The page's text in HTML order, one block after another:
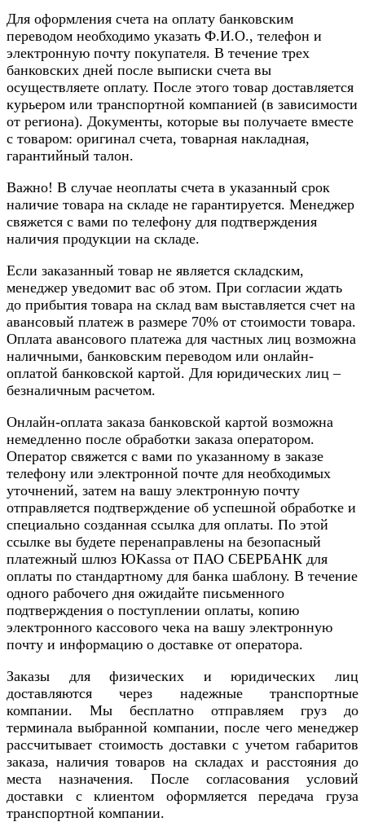
Для оформления счета на оплату банковским
переводом необходимо указать Ф.И.О., телефон и
электронную почту покупателя. В течение трех
банковских дней после выписки счета вы
осуществляете оплату. После этого товар доставляется
курьером или транспортной компанией (в зависимости
от региона). Документы, которые вы получаете вместе
с товаром: оригинал счета, товарная накладная,
гарантийный талон.
Важно! В случае неоплаты счета в указанный срок
наличие товара на складе не гарантируется. Менеджер
свяжется с вами по телефону для подтверждения
наличия продукции на складе.
Если заказанный товар не является складским,
менеджер уведомит вас об этом. При согласии ждать
до прибытия товара на склад вам выставляется счет на
авансовый платеж в размере 70% от стоимости товара.
Оплата авансового платежа для частных лиц возможна
наличными, банковским переводом или онлайн-
оплатой банковской картой. Для юридических лиц –
безналичным расчетом.
Онлайн-оплата заказа банковской картой возможна
немедленно после обработки заказа оператором.
Оператор свяжется с вами по указанному в заказе
телефону или электронной почте для необходимых
уточнений, затем на вашу электронную почту
отправляется подтверждение об успешной обработке и
специально созданная ссылка для оплаты. По этой
ссылке вы будете перенаправлены на безопасный
платежный шлюз ЮKassa от ПАО СБЕРБАНК для
оплаты по стандартному для банка шаблону. В течение
одного рабочего дня ожидайте письменного
подтверждения о поступлении оплаты, копию
электронного кассового чека на вашу электронную
почту и информацию о доставке от оператора.
Заказы для физических и юридических лиц
доставляются через надежные транспортные
компании. Мы бесплатно отправляем груз до
терминала выбранной компании, после чего менеджер
рассчитывает стоимость доставки с учетом габаритов
заказа, наличия товаров на складах и расстояния до
места назначения. После согласования условий
доставки с клиентом оформляется передача груза
транспортной компании.